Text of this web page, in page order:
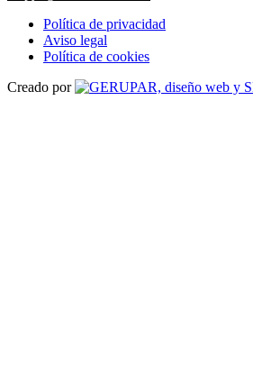
Política de privacidad
Aviso legal
Política de cookies
Creado por